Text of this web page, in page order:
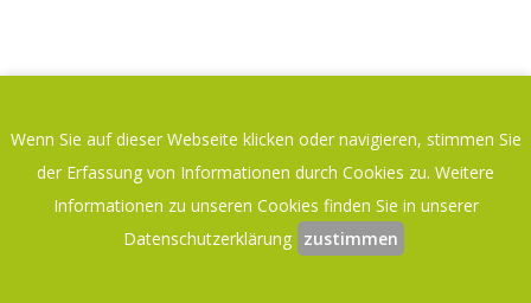
Wenn Sie auf dieser Webseite klicken oder navigieren, stimmen Sie
der Erfassung von Informationen durch Cookies zu. Weitere
Informationen zu unseren Cookies finden Sie in unserer
Datenschutzerklärung
zustimmen